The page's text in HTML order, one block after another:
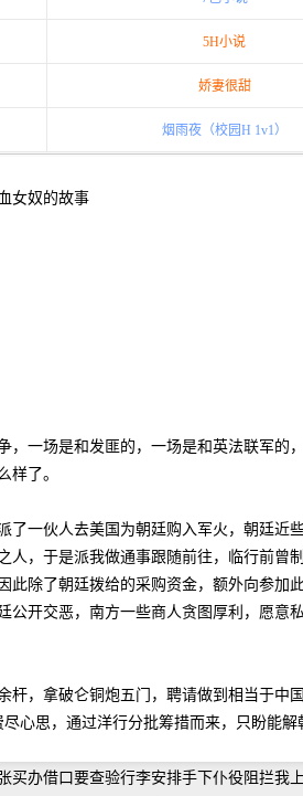
5H小说
娇妻很甜
烟雨夜（校园H 1v1）
女奴的故事
一场是和发匪的，一场是和英法联军的
样了。
一伙人去美国为朝廷购入军火，朝廷近
人，于是派我做通事跟随前往，临行前曾
此除了朝廷拨给的采购资金，额外向参加
公开交恶，南方一些商人贪图厚利，愿意
，拿破仑铜炮五门，聘请做到相当于中
心思，通过洋行分批筹措而来，只盼能解
办借口要查验行李安排手下仆役阻拦我